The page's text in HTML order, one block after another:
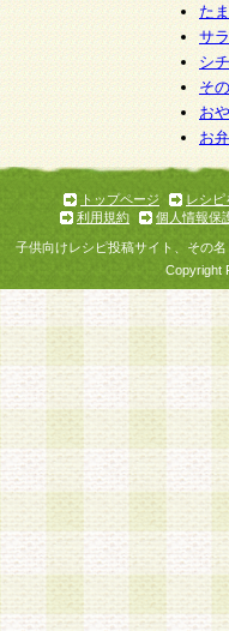
た
サ
シ
そ
お
お
トップページ
レシピ
利用規約
個人情報保
子供向けレシピ投稿サイト、その
Copyright